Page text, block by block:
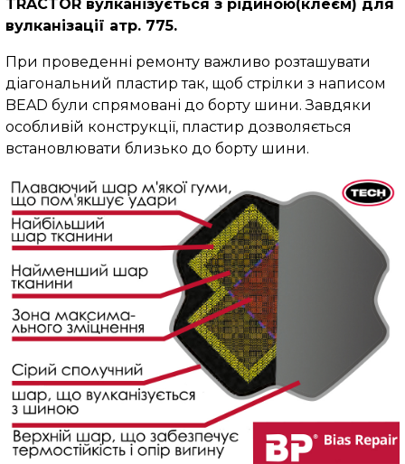
TRACTOR вулканізується з рідиною(клеєм) для
вулканізації атр. 775.
При проведенні ремонту важливо розташувати
діагональний пластир так, щоб стрілки з написом
BEAD були спрямовані до борту шини. Завдяки
особливій конструкції, пластир дозволяється
встановлювати близько до борту шини.